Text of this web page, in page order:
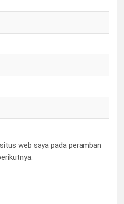
web saya pada peramban